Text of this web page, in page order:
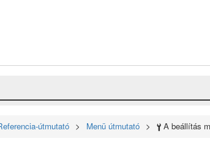
útmutató Menü útmutató B A beállítás